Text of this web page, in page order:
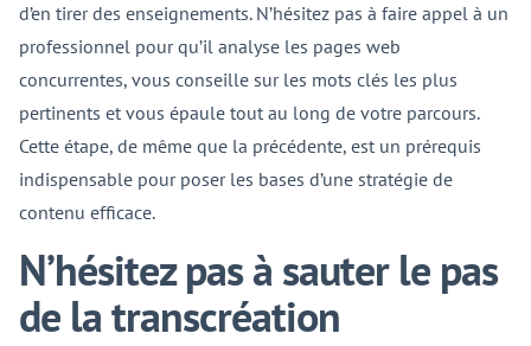
d’en tirer des enseignements. N’hésitez pas à faire appel à un
professionnel pour qu’il analyse les pages web
concurrentes, vous conseille sur les mots clés les plus
pertinents et vous épaule tout au long de votre parcours.
Cette étape, de même que la précédente, est un prérequis
indispensable pour poser les bases d’une stratégie de
contenu efficace.
N’hésitez pas à sauter le pas
de la transcréation